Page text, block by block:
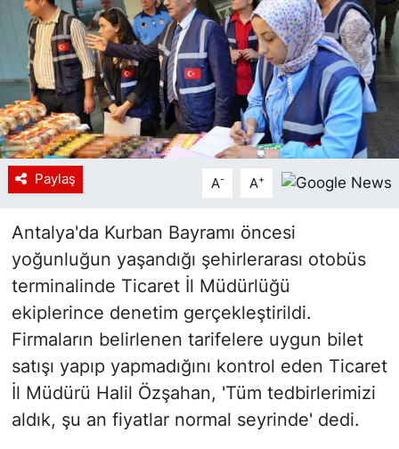
Paylaş A- A+
Antalya'da Kurban Bayramı öncesi
yoğunluğun yaşandığı şehirlerarası otobüs
terminalinde Ticaret İl Müdürlüğü
ekiplerince denetim gerçekleştirildi.
Firmaların belirlenen tarifelere uygun bilet
satışı yapıp yapmadığını kontrol eden Ticaret
İl Müdürü Halil Özşahan, 'Tüm tedbirlerimizi
aldık, şu an fiyatlar normal seyrinde' dedi.
Tanıtım